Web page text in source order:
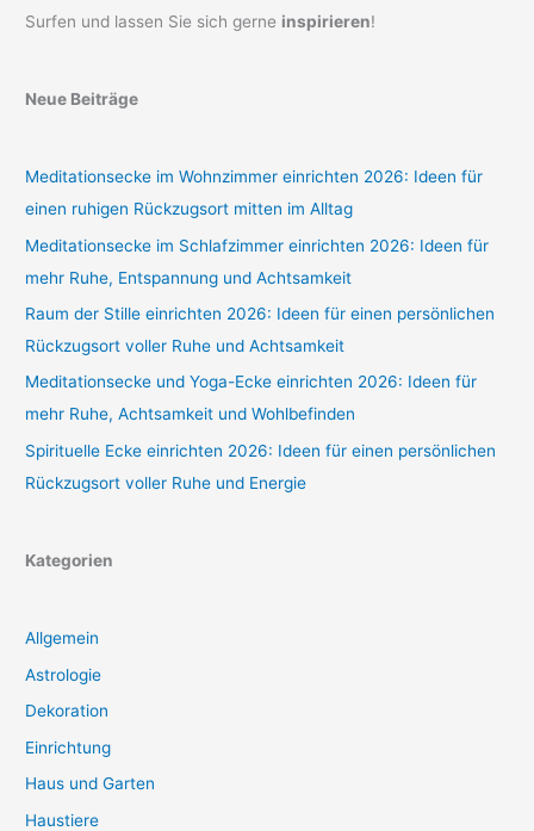
Surfen und lassen Sie sich gerne inspirieren!
Neue Beiträge
Meditationsecke im Wohnzimmer einrichten 2026: Ideen für
einen ruhigen Rückzugsort mitten im Alltag
Meditationsecke im Schlafzimmer einrichten 2026: Ideen für
mehr Ruhe, Entspannung und Achtsamkeit
Raum der Stille einrichten 2026: Ideen für einen persönlichen
Rückzugsort voller Ruhe und Achtsamkeit
Meditationsecke und Yoga-Ecke einrichten 2026: Ideen für
mehr Ruhe, Achtsamkeit und Wohlbefinden
Spirituelle Ecke einrichten 2026: Ideen für einen persönlichen
Rückzugsort voller Ruhe und Energie
Kategorien
Allgemein
Astrologie
Dekoration
Einrichtung
Haus und Garten
Haustiere